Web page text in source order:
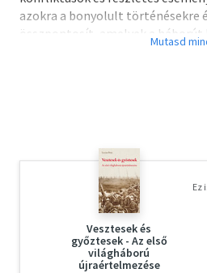
azokra a bonyolult történésekre
összpontosít, amelyek a háborút
döntéshelyzetben lévő
kölcsönös félreértések,
erősödő gyanakvások vezettek
feszültségekből világháború
Az Alvajárókat a The New York
2013ban az év legjobb 10 könyve
Vesztesek és
győztesek - Az első
világháború
újraértelmezése
Ez